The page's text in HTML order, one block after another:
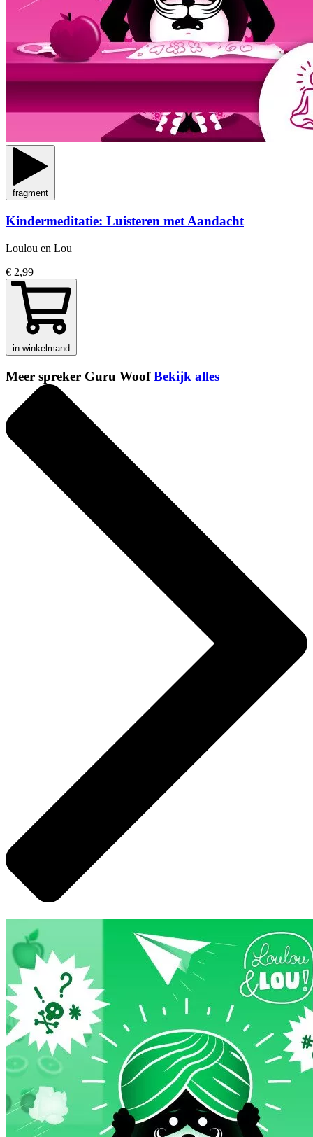
fragment
Kindermeditatie: Luisteren met Aandacht
Loulou en Lou
€ 2,99
in winkelmand
Meer spreker Guru WoofBekijk alles